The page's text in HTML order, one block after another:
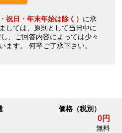
祝日・年末年始は除く） に承
しては、原則として当日中に
、ご回答内容によっては少々
ます。 何卒ご了承下さい。
価格（税別）
0円
無料